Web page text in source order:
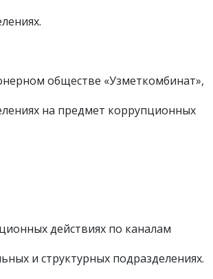
обществе «Узметкомбинат»,
на предмет коррупционных
действиях по каналам
и структурных подразделениях.